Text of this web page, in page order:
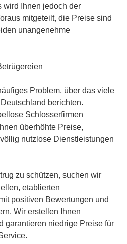
wird Ihnen jedoch der
mitgeteilt, die Preise sind
unangenehme
Problem, über das viele
berichten.
Schlosserfirmen
überhöhte Preise,
nutzlose Dienstleistungen
zu schützen, suchen wir
etablierten
positiven Bewertungen und
Wir erstellen Ihnen
garantieren niedrige Preise für